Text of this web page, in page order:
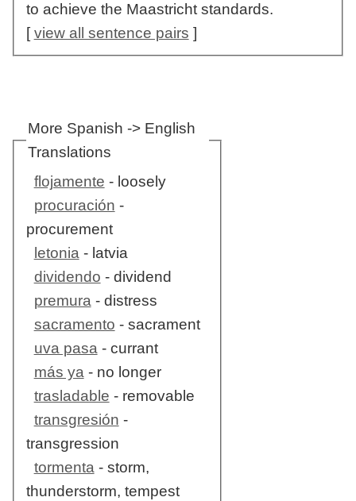
to achieve the Maastricht standards.
[view all sentence pairs ]
More Spanish -> English
Translations
flojamente - loosely
procuración -
procurement
letonia - latvia
dividendo - dividend
premura - distress
sacramento - sacrament
uva pasa - currant
más ya - no longer
trasladable - removable
transgresión -
transgression
tormenta - storm,
thunderstorm, tempest